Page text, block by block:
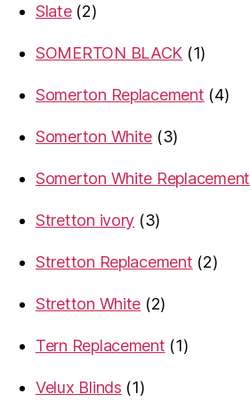
Slate 22
SOMERTON BLACK
11
Somerton Replacement
44
Somerton White
33
Somerton White Replacement
Stretton ivory
33
Stretton Replacement
22
Stretton White
22
Tern Replacement
11
Velux Blinds
11